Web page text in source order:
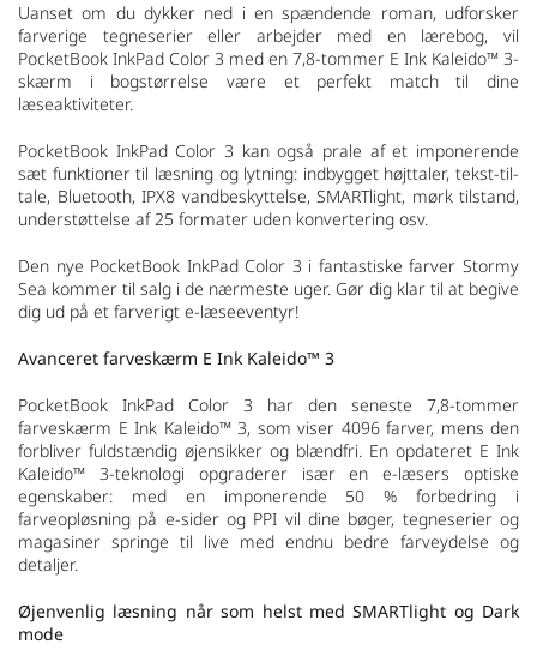
Uanset om du dykker ned i en spændende roman, udforsker
farverige tegneserier eller arbejder med en lærebog, vil
PocketBook InkPad Color 3 med en 7,8-tommer E Ink Kaleido™ 3-
skærm i bogstørrelse være et perfekt match til dine
læseaktiviteter.
PocketBook InkPad Color 3 kan også prale af et imponerende
sæt funktioner til læsning og lytning: indbygget højttaler, tekst-til-
tale, Bluetooth, IPX8 vandbeskyttelse, SMARTlight, mørk tilstand,
understøttelse af 25 formater uden konvertering osv.
Den nye PocketBook InkPad Color 3 i fantastiske farver Stormy
Sea kommer til salg i de nærmeste uger. Gør dig klar til at begive
dig ud på et farverigt e-læseeventyr!
Avanceret farveskærm E Ink Kaleido™ 3
PocketBook InkPad Color 3 har den seneste 7,8-tommer
farveskærm E Ink Kaleido™ 3, som viser 4096 farver, mens den
forbliver fuldstændig øjensikker og blændfri. En opdateret E Ink
Kaleido™ 3-teknologi opgraderer især en e-læsers optiske
egenskaber: med en imponerende 50 % forbedring i
farveopløsning på e-sider og PPI vil dine bøger, tegneserier og
magasiner springe til live med endnu bedre farveydelse og
detaljer.
Øjenvenlig læsning når som helst med SMARTlight og Dark
mode